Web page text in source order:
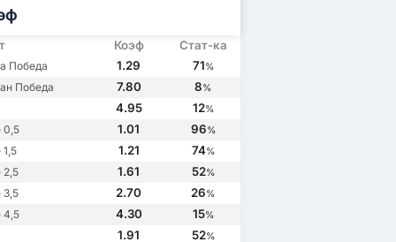
27/08/2022
Масатлан
Америка
17/02/2022
Масатлан
Америка
Коэф Стат-ка
Победа 1.29 71%
Победа 7.80 8%
4.95 12%
0,5 1.01 96%
1.21 74%
1.61 52%
2.70 26%
4,5 4.30 15%
1.91 52%